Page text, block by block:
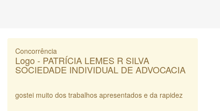
Concorrência
Logo - PATRÍCIA LEMES R SILVA
SOCIEDADE INDIVIDUAL DE ADVOCACIA
gostei muito dos trabalhos apresentados e da rapidez